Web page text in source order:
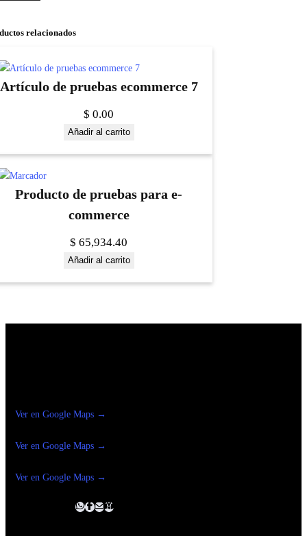
relacionados
Artículo de pruebas ecommerce 7
$ 0.00
Añadir al carrito
Producto de pruebas para e-
commerce
$ 65,934.40
Añadir al carrito
Ver en Google Maps →
Ver en Google Maps →
Ver en Google Maps →